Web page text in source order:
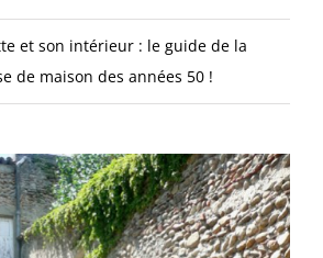
et son intérieur : le guide de la
de maison des années 50 !